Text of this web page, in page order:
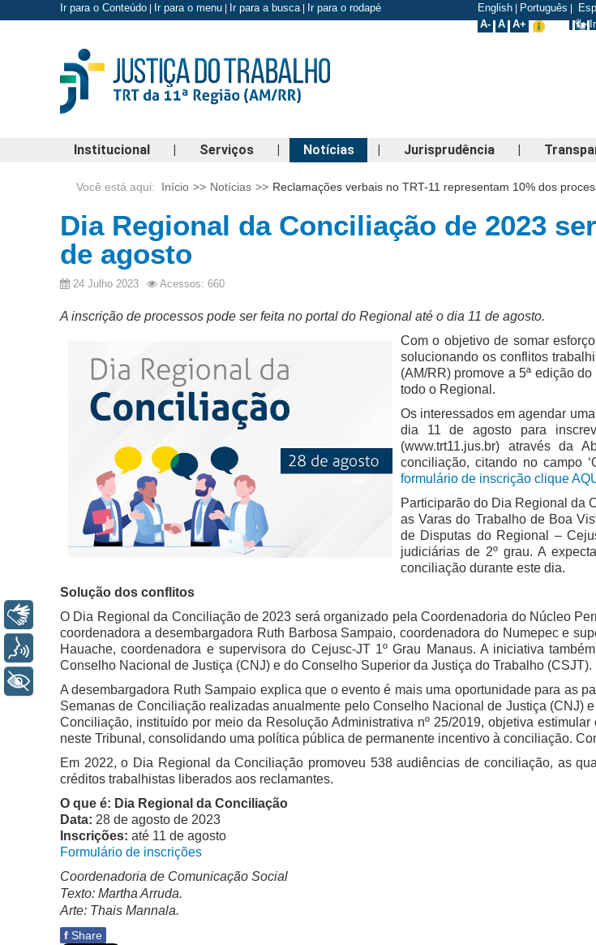
Ir para o Conteúdo Ir para o menu Ir para a busca| Ir para o rodapé English Português
A- A A+
Institucional | Serviços | Notícias | Jurisprudência |
Você está aqui: Início >> Notícias >> Reclamações verbais no TRT-11 representam 10% dos
Dia Regional da Conciliação de 2023
de agosto
24 Julho 2023 Acessos: 660
A inscrição de processos pode ser feita no portal do Regional até o dia 11 de agosto.
Com o objetivo de somar
solucionando os conflitos
(AM/RR) promove a 5ª edição
todo o Regional.
Os interessados em agendar
dia 11 de agosto para
(www.trt11.jus.br) através da
conciliação, citando no campo
formulário de inscrição clique
Participarão do Dia Regional da
as Varas do Trabalho de Boa
de Disputas do Regional –
judiciárias de 2º grau. A
conciliação durante este dia.
Solução dos conflitos
O Dia Regional da Conciliação de 2023 será organizado pela Coordenadoria do Núcleo
coordenadora a desembargadora Ruth Barbosa Sampaio, coordenadora do Numepec e
Hauache, coordenadora e supervisora do Cejusc-JT 1º Grau Manaus. A iniciativa
Conselho Nacional de Justiça (CNJ) e do Conselho Superior da Justiça do Trabalho (CSJT).
A desembargadora Ruth Sampaio explica que o evento é mais uma oportunidade para as
Semanas de Conciliação realizadas anualmente pelo Conselho Nacional de Justiça (CNJ)
Conciliação, instituído por meio da Resolução Administrativa nº 25/2019, objetiva
neste Tribunal, consolidando uma política pública de permanente incentivo à conciliação.
Em 2022, o Dia Regional da Conciliação promoveu 538 audiências de conciliação, as
créditos trabalhistas liberados aos reclamantes.
O que é: Dia Regional da Conciliação
Data: 28 de agosto de 2023
Inscrições: até 11 de agosto
Formulário de inscrições
Coordenadoria de Comunicação Social
Texto: Martha Arruda.
Arte: Thais Mannala.
f Share
Libras
Voz